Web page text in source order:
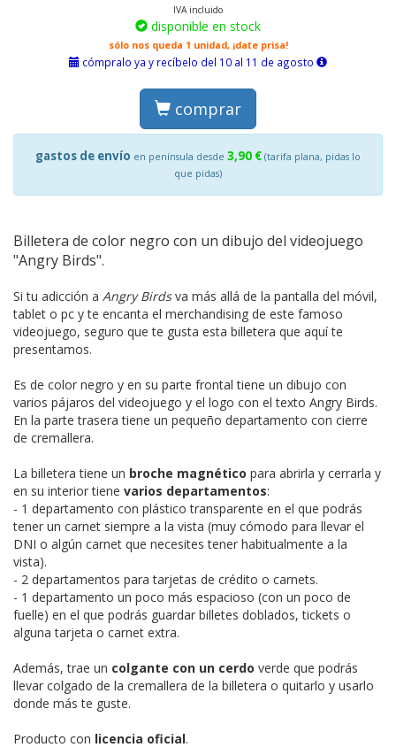
IVA incluido
disponible en stock
sólo nos queda 1 unidad, ¡date prisa!
cómpralo ya y recíbelo del 10 al 11 de agosto
comprar
gastos de envío en península desde 3,90 € (tarifa plana, pidas lo
que pidas)
Billetera de color negro con un dibujo del videojuego
"Angry Birds".
Si tu adicción a Angry Birdsva más allá de la pantalla del móvil,
tablet o pc y te encanta el merchandising de este famoso
videojuego, seguro que te gusta esta billetera que aquí te
presentamos.
Es de color negro y en su parte frontal tiene un dibujo con
varios pájaros del videojuego y el logo con el texto Angry Birds.
En la parte trasera tiene un pequeño departamento con cierre
de cremallera.
La billetera tiene un broche magnético para abrirla y cerrarla y
en su interior tiene varios departamentos:
- 1 departamento con plástico transparente en el que podrás
tener un carnet siempre a la vista (muy cómodo para llevar el
DNI o algún carnet que necesites tener habitualmente a la
vista).
- 2 departamentos para tarjetas de crédito o carnets.
- 1 departamento un poco más espacioso (con un poco de
fuelle) en el que podrás guardar billetes doblados, tickets o
alguna tarjeta o carnet extra.
Además, trae un colgante con un cerdo verde que podrás
llevar colgado de la cremallera de la billetera o quitarlo y usarlo
donde más te guste.
Producto con licencia oficial.